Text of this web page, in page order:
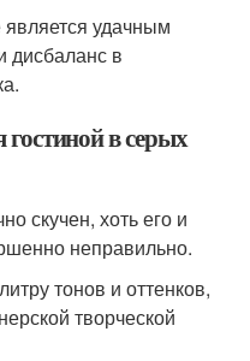
является удачным
дисбаланс в
в серых
скучен, хоть его и
неправильно.
тонов и оттенков,
творческой